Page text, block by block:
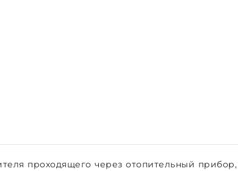
проходящего через отопительный